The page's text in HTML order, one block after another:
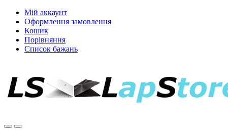
Мій аккаунт
Оформлення замовлення
Кошик
Порівняння
Список бажань